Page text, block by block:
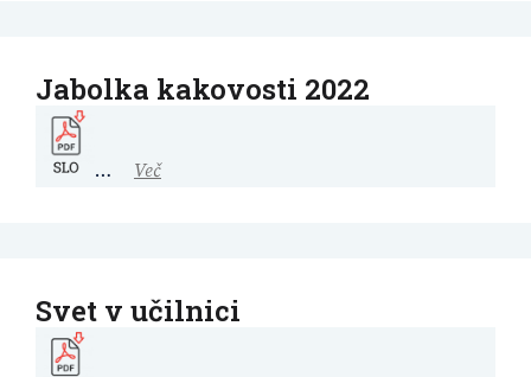
Jabolka kakovosti 2022
… Več
Svet v učilnici